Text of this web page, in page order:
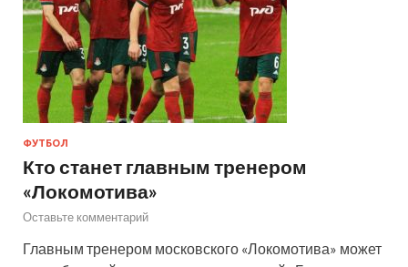
ФУТБОЛ
Кто станет главным тренером
«Локомотива»
Оставьте комментарий
Главным тренером московского «Локомотива» может